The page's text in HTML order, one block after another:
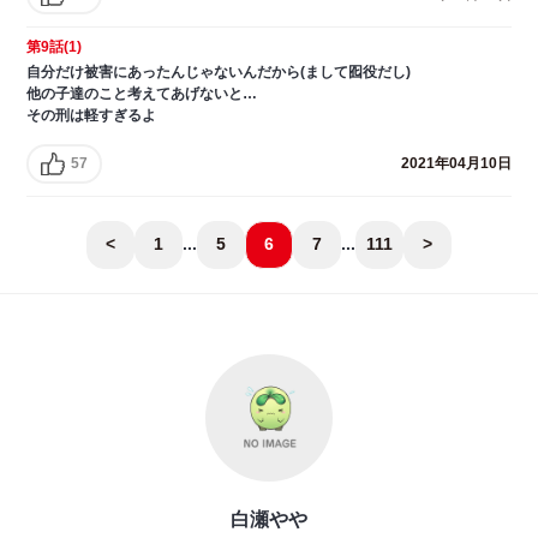
第9話(1)
自分だけ被害にあったんじゃないんだから(まして囮役だし)
他の子達のこと考えてあげないと…
その刑は軽すぎるよ
57 2021年04月10日
< 1 ... 5 6 7 ... 111 >
白瀬やや